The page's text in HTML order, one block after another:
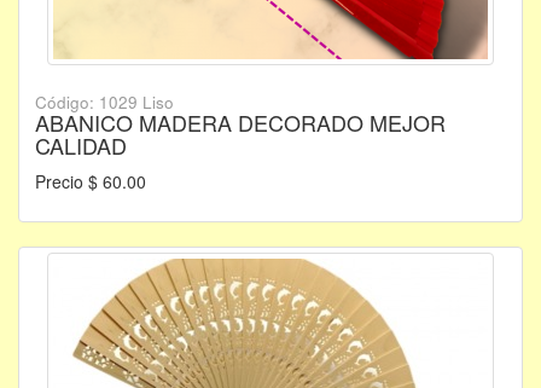
Código: 1029 Liso
ABANICO MADERA DECORADO MEJOR
CALIDAD
Precio $ 60.00